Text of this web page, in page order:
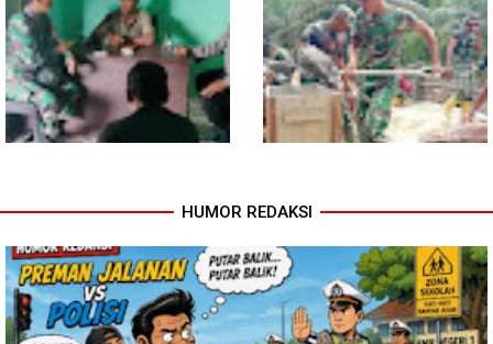
Kodim 0118 Tancap Gas
Rampungkan Finishing
Jembatan Garuda
Melalui Wasbang, Babinsa
Bentuk Karakter dan Jiwa
Patriotisme Pelajar
Babinsa dan Bhabinkamtibmas
RI ke-81 dengan Kibarkan
Merah Putih
Cuaca Tak Jadi Penghalang,
Garuda dan Pengacian Terus
Dikebut
HUMOR REDAKSI